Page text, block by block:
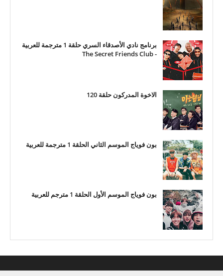
برنامج نادي الأصدقاء السري حلقة 1 مترجمة للعربية
- The Secret Friends Club
الاخوة المدركون حلقة 120
بون فوياج الموسم الثاني الحلقة 1 مترجمة للعربية
بون فوياج الموسم الأول الحلقة 1 مترجم للعربية